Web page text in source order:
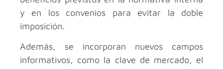
y en los convenios para evitar la doble
imposición.
Además, se incorporan nuevos campos
informativos, como la clave de mercado, el